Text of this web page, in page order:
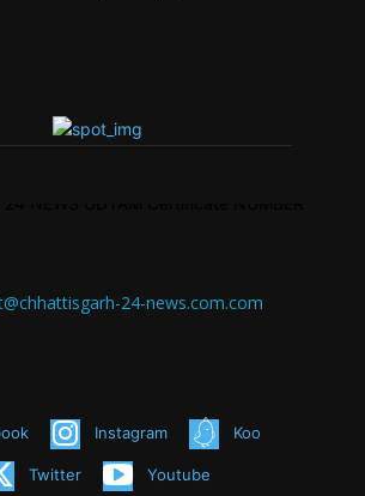
24-news.com.com
Instagram Koo
Twitter Youtube